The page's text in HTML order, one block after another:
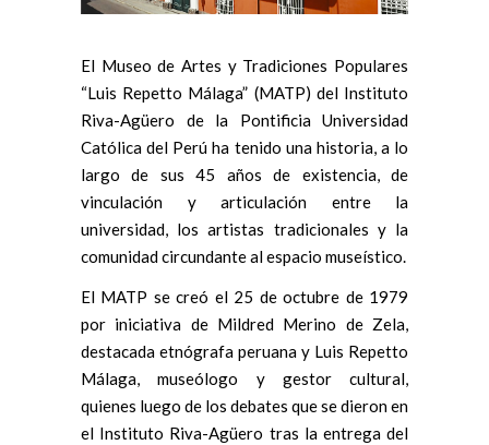
El Museo de Artes y Tradiciones Populares
“Luis Repetto Málaga” (MATP) del Instituto
Riva-Agüero de la Pontificia Universidad
Católica del Perú ha tenido una historia, a lo
largo de sus 45 años de existencia, de
vinculación y articulación entre la
universidad, los artistas tradicionales y la
comunidad circundante al espacio museístico.
El MATP se creó el 25 de octubre de 1979
por iniciativa de Mildred Merino de Zela,
destacada etnógrafa peruana y Luis Repetto
Málaga, museólogo y gestor cultural,
quienes luego de los debates que se dieron en
el Instituto Riva-Agüero tras la entrega del